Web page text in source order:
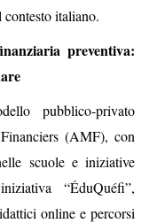
italiano.
preventiva:
pubblico‑privato
(AMF), con
scuole e iniziative
“ÉduQuéfi”,
online e percorsi